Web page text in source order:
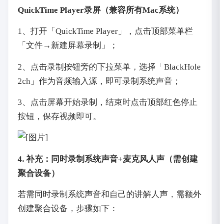
QuickTime Player录屏（兼容所有Mac系统）
1、打开「QuickTime Player」，点击顶部菜单栏
「文件→新建屏幕录制」；
2、点击录制按钮旁的下拉菜单，选择「BlackHole
2ch」作为音频输入源，即可录制系统声音；
3、点击屏幕开始录制，结束时点击顶部红色停止
按钮，保存视频即可。
4. 补充：同时录制系统声音+麦克风人声（需创建
聚合设备）
若需同时录制系统声音和自己的讲解人声，需额外
创建聚合设备，步骤如下：